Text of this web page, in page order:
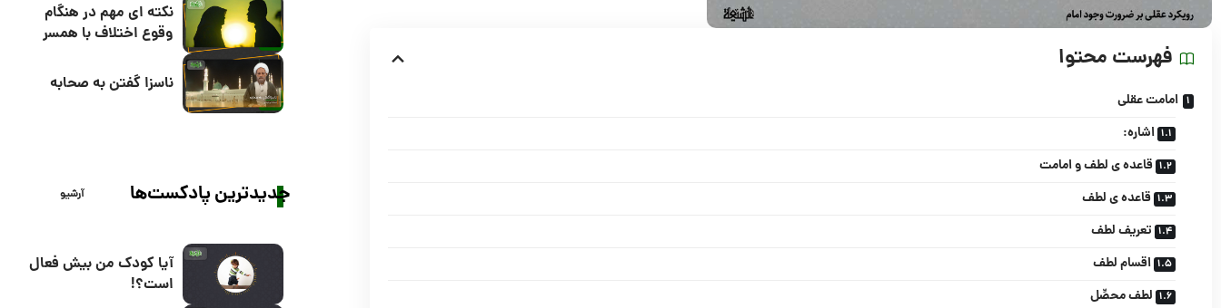
فهرست محتوا
امامت عقلی
اشاره:
قاعده‏ ى لطف و امامت
قاعده‏ ى لطف
تعریف لطف
اقسام لطف
لطف محصِّل
نکته ای مهم در هنگام
وقوع اختلاف با همسر
ناسزا گفتن به صحابه
جدیدترین پادکست‌ها آرشیو
آیا کودک من بیش فعال
است؟!